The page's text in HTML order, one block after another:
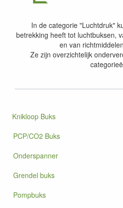
In de categorie "Luchtdruk"
betrekking heeft tot luchtbuksen,
en van
Ze zijn overzichtelijk
Knikloop Buks
PCP/CO2 Buks
Onderspanner
Grendel buks
Pompbuks